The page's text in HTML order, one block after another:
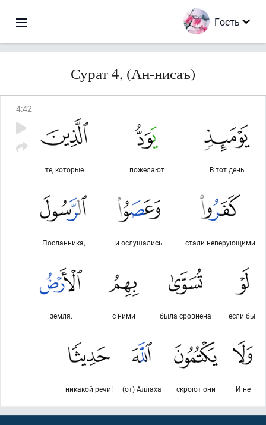
Гость
Сурат 4, (Ан-нисаъ)
4:42
В тот день
пожелают
те, которые
стали неверующими
и ослушались
Посланника,
если бы
была сровнена
с ними
земля.
И не
скроют они
(от) Аллаха
никакой речи!